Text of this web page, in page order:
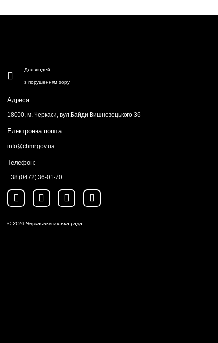
Для людей
з порушенням зору
Адреса:
18000, м. Черкаси, вул.Байди Вишневецького 36
Електронна пошта:
info@chmr.gov.ua
Телефон:
+38 (0472) 36-01-70
© 2026 Черкаська міська рада